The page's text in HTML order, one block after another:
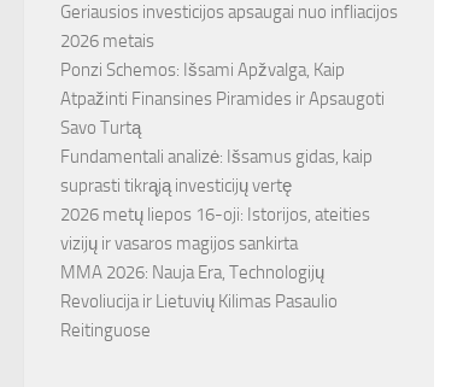
Geriausios investicijos apsaugai nuo infliacijos
2026 metais
Ponzi Schemos: Išsami Apžvalga, Kaip
Atpažinti Finansines Piramides ir Apsaugoti
Savo Turtą
Fundamentali analizė: Išsamus gidas, kaip
suprasti tikrąją investicijų vertę
2026 metų liepos 16-oji: Istorijos, ateities
vizijų ir vasaros magijos sankirta
MMA 2026: Nauja Era, Technologijų
Revoliucija ir Lietuvių Kilimas Pasaulio
Reitinguose